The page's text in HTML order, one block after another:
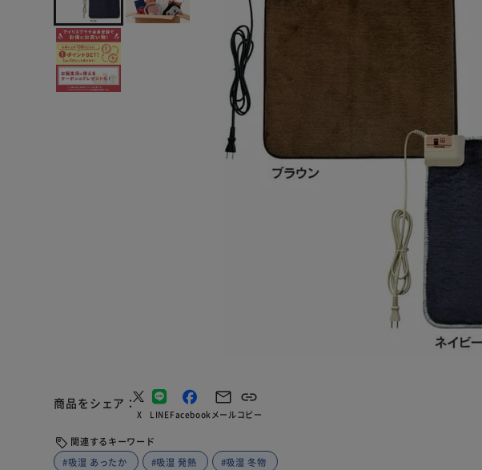
商品をシェア
X LINEFacebook メールコピー
関連するキーワード
#吸湿 あったか
#吸湿 発熱 #吸湿 冬物